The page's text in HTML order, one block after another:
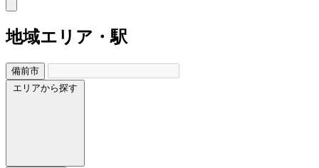
地域エリア・駅
備前市
エリアから探す